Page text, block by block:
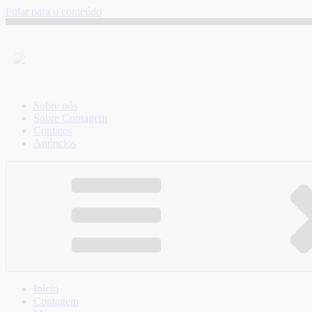
Pular para o conteúdo
Sobre nós
Sobre Contagem
Contatos
Anúncios
Início
Contagem